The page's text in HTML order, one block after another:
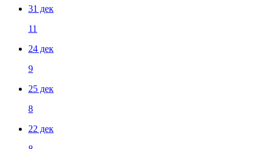
31 дек
11
24 дек
9
25 дек
8
22 дек